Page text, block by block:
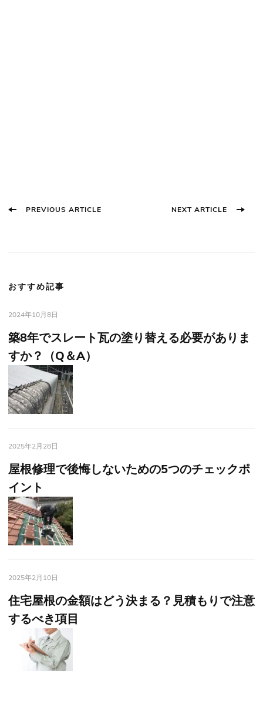
PostPREVIOUS ARTICLE NEXT ARTICLE
おすすめ記事
2024年10月8日
築8年でスレート瓦の塗り替える必要がありま
すか？（Q＆A）
2025年2月28日
屋根修理で後悔しないための5つのチェックポ
イント
2025年2月10日
住宅屋根の金額はどう決まる？見積もりで注意
するべき項目